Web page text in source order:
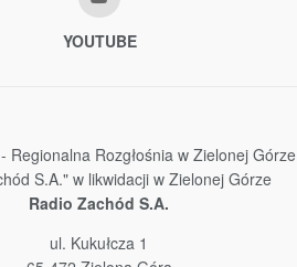
YOUTUBE
Regionalna Rozgłośnia w Zielonej Górze
S.A." w likwidacji w Zielonej Górze
Radio Zachód S.A.
ul. Kukułcza 1